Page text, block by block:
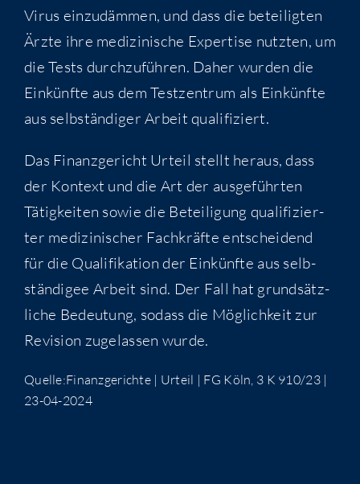
Virus ein­zu­däm­men, und dass die betei­lig­ten
Ärz­te ihre medi­zi­ni­sche Exper­ti­se nutz­ten, um
die Tests durch­zu­füh­ren. Daher wur­den die
Ein­künf­te aus dem Test­zen­trum als Ein­künf­te
aus selb­stän­di­ger Arbeit qualifiziert.
Das Finanz­ge­richt Urteil stellt her­aus, dass
der Kon­text und die Art der aus­ge­führ­ten
Tätig­kei­ten sowie die Betei­li­gung qua­li­fi­zier­
ter medi­zi­ni­scher Fach­kräf­te ent­schei­dend
für die Qua­li­fi­ka­ti­on der Ein­künf­te aus selb­
stän­di­gee Arbeit sind. Der Fall hat grund­sätz­
li­che Bedeu­tung, sodass die Mög­lich­keit zur
Revi­si­on zuge­las­sen wurde.
Quelle:Finanzgerichte | Urteil | FG Köln, 3 K 910/23 |
23-04-2024